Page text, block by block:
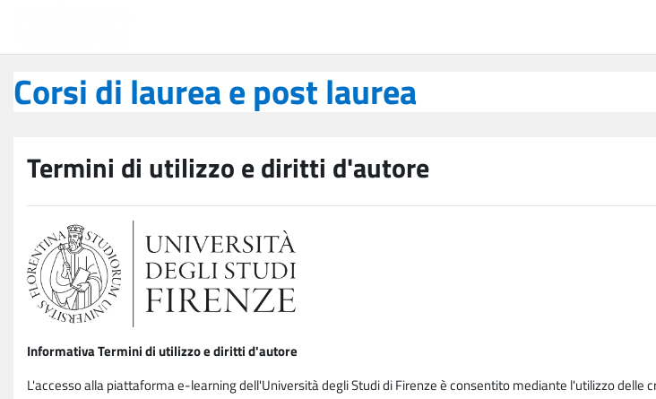
Corsi di laurea e post laurea
Termini di utilizzo e diritti d'autore
Informativa Termini di utilizzo e diritti d'autore
L'accesso alla piattaforma e-learning dell'Università degli Studi di Firenze è consentito mediante l'utilizzo delle